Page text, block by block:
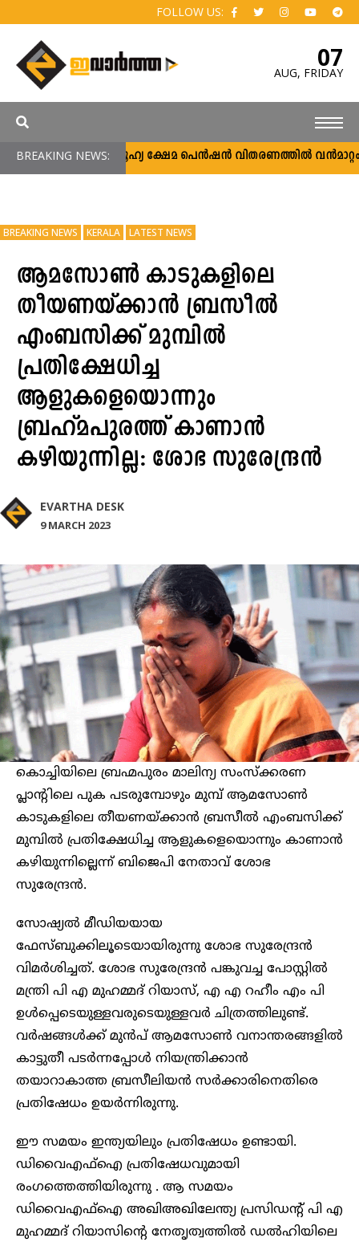
FOLLOW US:
07
AUG, FRIDAY
BREAKING NEWS:സാമൂഹ്യ ക്ഷേമ പെൻഷൻ വിതരണത്തിൽ വൻമാറ്റം;
BREAKING NEWS KERALA LATEST NEWS
ആമസോൺ കാടുകളിലെ
തീയണയ്ക്കാൻ ബ്രസീൽ
എംബസിക്ക് മുമ്പിൽ
പ്രതിക്ഷേധിച്ച
ആളുകളെയൊന്നും
ബ്രഹ്മപുരത്ത് കാണാൻ
കഴിയുന്നില്ല: ശോഭ സുരേന്ദ്രൻ
EVARTHA DESK
9 MARCH 2023
കൊച്ചിയിലെ ബ്രഹ്മപുരം മാലിന്യ സംസ്‌ക്കരണ
പ്ലാന്റിലെ പുക പടരുമ്പോഴും മുമ്പ് ആമസോൺ
കാടുകളിലെ തീയണയ്ക്കാൻ ബ്രസീൽ എംബസിക്ക്
മുമ്പിൽ പ്രതിക്ഷേധിച്ച ആളുകളെയൊന്നും കാണാൻ
കഴിയുന്നില്ലെന്ന് ബിജെപി നേതാവ് ശോഭ
സുരേന്ദ്രൻ.
സോഷ്യൽ മീഡിയയായ
ഫേസ്ബുക്കിലൂടെയായിരുന്നു ശോഭ സുരേന്ദ്രൻ
വിമർശിച്ചത്. ശോഭ സുരേന്ദ്രൻ പങ്കുവച്ച പോസ്റ്റിൽ
മന്ത്രി പി എ മുഹമ്മദ് റിയാസ്, എ എ റഹീം എം പി
ഉൾപ്പെടെയുള്ളവരുടെയുള്ളവർ ചിത്രത്തിലുണ്ട്.
വർഷങ്ങൾക്ക് മുൻപ് ആമസോൺ വനാന്തരങ്ങളില്‍
കാട്ടുതീ പടർന്നപ്പോൾ നിയന്ത്രിക്കാൻ
തയാറാകാത്ത ബ്രസീലിയൻ സർക്കാരിനെതിരെ
പ്രതിഷേധം ഉയർന്നിരുന്നു.
ഈ സമയം ഇന്ത്യയിലും പ്രതിഷേധം ഉണ്ടായി.
ഡിവൈഎഫ്ഐ പ്രതിഷേധവുമായി
രംഗത്തെത്തിയിരുന്നു . ആ സമയം
ഡിവൈഎഫ്ഐ അഖിഅഖിലേന്ത്യ പ്രസിഡന്റ് പി എ
മുഹമ്മദ് റിയാസിന്റെ നേതൃത്വത്തിൽ ഡൽഹിയിലെ